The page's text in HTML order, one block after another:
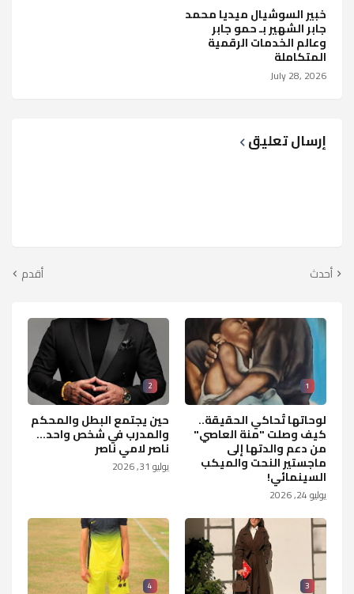
خبير السوشيال ميديا محمد
جابر الشهير بـ حمو جابر
وعالم الخدمات الرقمية
المتكاملة
July 28, 2026
إرسال تعليق
أحدث أقدم
1
لوحاتها تُحاكي الحقيقة..
كيف وصلت "منة العاصي"
من دعم والدتها إلى
ماجستير النحت والميكب
السينمائي!
يوليو 24, 2026
2
حين يجتمع البطل والمحكم
والمدرب في شخص واحد...
ناصر لامي ناصر
يوليو 31, 2026
3
4